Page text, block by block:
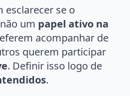
esclarecer se o
um papel ativo na
acompanhar de
querem participar
. Definir isso logo de
.